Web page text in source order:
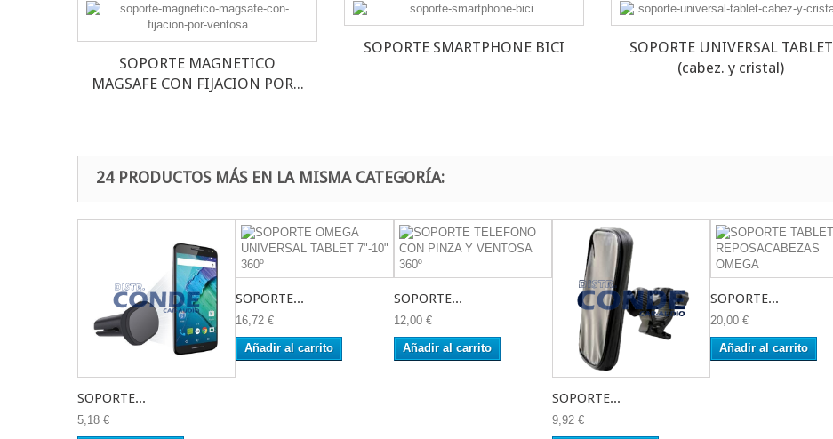
SOPORTE MAGNETICO
MAGSAFE CON FIJACION POR...
SOPORTE SMARTPHONE BICI
SOPORTE UNIVERSAL TABLET
(cabez. y cristal)
24 PRODUCTOS MÁS EN LA MISMA CATEGORÍA:
SOPORTE...
5,18 €
SOPORTE...
16,72 €
Añadir al carrito
SOPORTE...
12,00 €
Añadir al carrito
SOPORTE...
9,92 €
SOPORTE...
20,00 €
Añadir al carrito